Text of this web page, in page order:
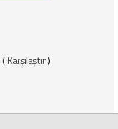
( Karşılaştır)